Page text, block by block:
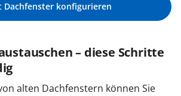
Dachfenster konfigurieren
– diese Schritte
alten Dachfenstern können Sie